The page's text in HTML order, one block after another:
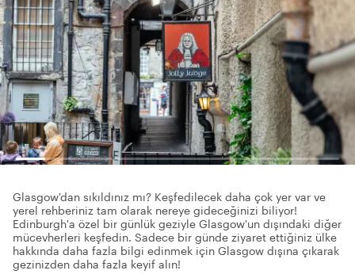
Glasgow'dan sıkıldınız mı? Keşfedilecek daha çok yer var ve
yerel rehberiniz tam olarak nereye gideceğinizi biliyor!
Edinburgh'a özel bir günlük geziyle Glasgow'un dışındaki diğer
mücevherleri keşfedin. Sadece bir günde ziyaret ettiğiniz ülke
hakkında daha fazla bilgi edinmek için Glasgow dışına çıkarak
gezinizden daha fazla keyif alın!